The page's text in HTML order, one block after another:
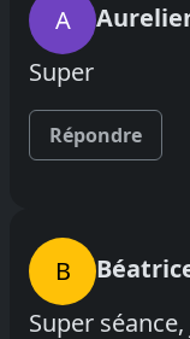
A
Super
Répondre
B
Super